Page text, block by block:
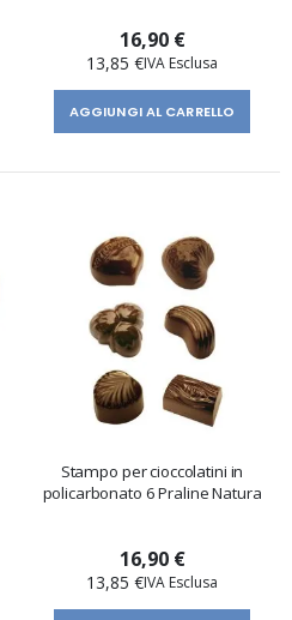
16,90 €
13,85 €
AGGIUNGI AL CARRELLO
Stampo per cioccolatini in
policarbonato 6 Praline Natura
16,90 €
13,85 €